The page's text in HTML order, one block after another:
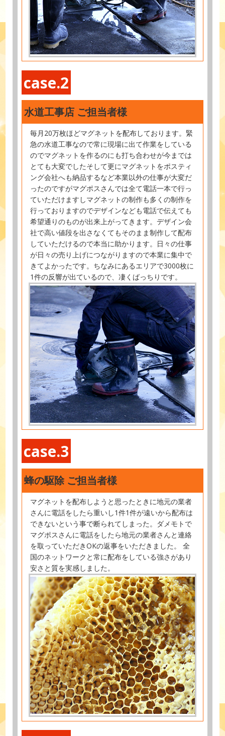
case.2
水道工事店 ご担当者様
毎月20万枚ほどマグネットを配布しております。緊
急の水道工事なので常に現場に出て作業をしている
のでマグネットを作るのにも打ち合わせが今までは
とても大変でしたそして更にマグネットをポスティ
ング会社へも納品するなど本業以外の仕事が大変だ
ったのですがマグポスさんでは全て電話一本で行っ
ていただけますしマグネットの制作も多くの制作を
行っておりますのでデザインなども電話で伝えても
希望通りのものが出来上がってきます。デザイン会
社で高い値段を出さなくてもそのまま制作して配布
していただけるので本当に助かります。日々の仕事
が日々の売り上げにつながりますので本業に集中で
きてよかったです。ちなみにあるエリアで3000枚に
1件の反響が出ているので、凄くばっちりです。
case.3
蜂の駆除 ご担当者様
マグネットを配布しようと思ったときに地元の業者
さんに電話をしたら重いし1件1件が遠いから配布は
できないという事で断られてしまった。ダメモトで
マグポスさんに電話をしたら地元の業者さんと連絡
を取っていただきOKの返事をいただきました。 全
国のネットワークと常に配布をしている強さがあり
安さと質を実感しました。